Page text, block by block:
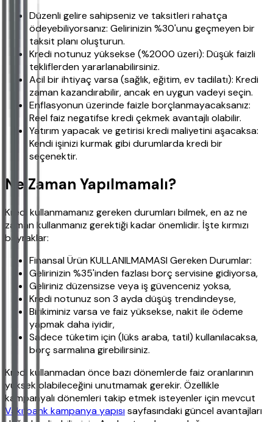
Düzenli gelire sahipseniz ve taksitleri rahatça
ödeyebiliyorsanız: Gelirinizin %30'unu geçmeyen bir
taksit planı oluşturun.
Kredi notunuz yüksekse (%2000 üzeri): Düşük faizli
tekliflerden yararlanabilirsiniz.
Acil bir ihtiyaç varsa (sağlık, eğitim, ev tadilatı): Kredi
zaman kazandırabilir, ancak en uygun vadeyi seçin.
Enflasyonun üzerinde faizle borçlanmayacaksanız:
Reel faiz negatifse kredi çekmek avantajlı olabilir.
Yatırım yapacak ve getirisi kredi maliyetini aşacaksa:
Kendi işinizi kurmak gibi durumlarda kredi bir
seçenektir.
Ne Zaman Yapılmamalı?
Kredi kullanmamanız gereken durumları bilmek, en az ne
zaman kullanmanız gerektiği kadar önemlidir. İşte kırmızı
bayraklar:
Finansal Ürün KULLANILMAMASI Gereken Durumlar:
Gelirinizin %35'inden fazlası borç servisine gidiyorsa,
Geliriniz düzensizse veya iş güvenceniz yoksa,
Kredi notunuz son 3 ayda düşüş trendindeyse,
Birikiminiz varsa ve faiz yüksekse, nakit ile ödeme
yapmak daha iyidir,
Sadece tüketim için (lüks araba, tatil) kullanılacaksa,
borç sarmalına girebilirsiniz.
Kredi kullanmadan önce bazı dönemlerde faiz oranlarının
yüksek olabileceğini unutmamak gerekir. Özellikle
kampanyalı dönemleri takip etmek isteyenler için mevcut
Vakıfbank kampanya yapısısayfasındaki güncel avantajları